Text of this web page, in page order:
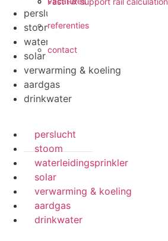
referenties
contact
perslucht
stoom
waterleidingsprinkler
solar
verwarming & koeling
aardgas
drinkwater
perslucht
stoom
waterleidingsprinkler
solar
verwarming & koeling
aardgas
drinkwater